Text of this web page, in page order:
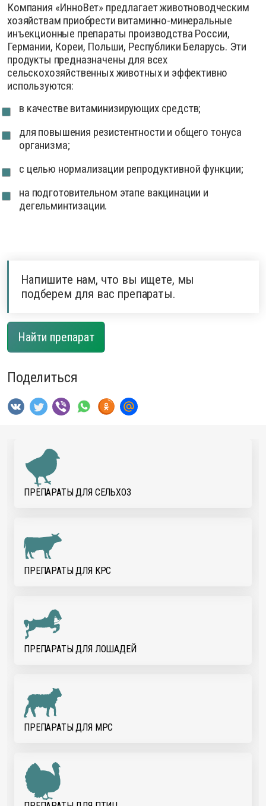
Компания «ИнноВет» предлагает животноводческим
хозяйствам приобрести витаминно-минеральные
инъекционные препараты производства России,
Германии, Кореи, Польши, Республики Беларусь. Эти
продукты предназначены для всех
сельскохозяйственных животных и эффективно
используются:
в качестве витаминизирующих средств;
для повышения резистентности и общего тонуса
организма;
с целью нормализации репродуктивной функции;
на подготовительном этапе вакцинации и
дегельминтизации.
Напишите нам, что вы ищете, мы
подберем для вас препараты.
Найти препарат
Поделиться
ПРЕПАРАТЫ ДЛЯ CЕЛЬХОЗ
ПРЕПАРАТЫ ДЛЯ КРС
ПРЕПАРАТЫ ДЛЯ ЛОШАДЕЙ
ПРЕПАРАТЫ ДЛЯ МРС